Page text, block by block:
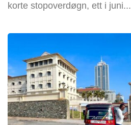
korte stopoverdøgn, ett i juni...